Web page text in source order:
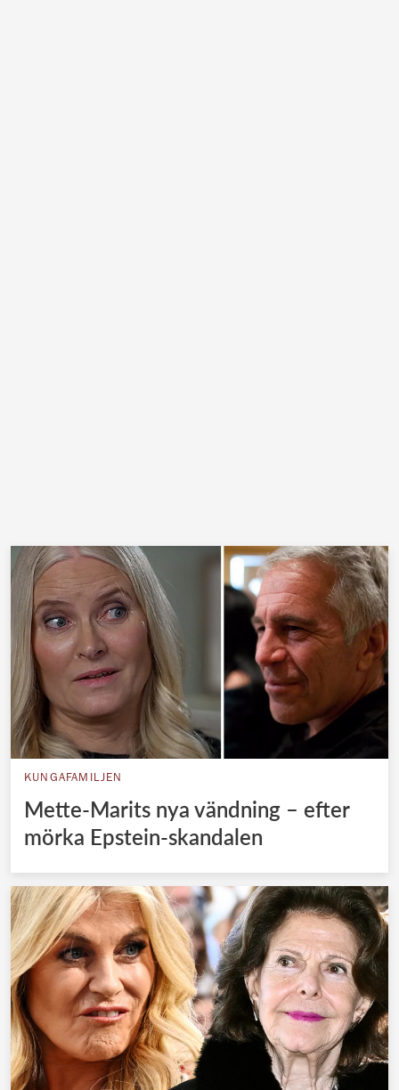
KUNGAFAMILJEN
Mette-Marits nya vändning – efter
mörka Epstein-skandalen